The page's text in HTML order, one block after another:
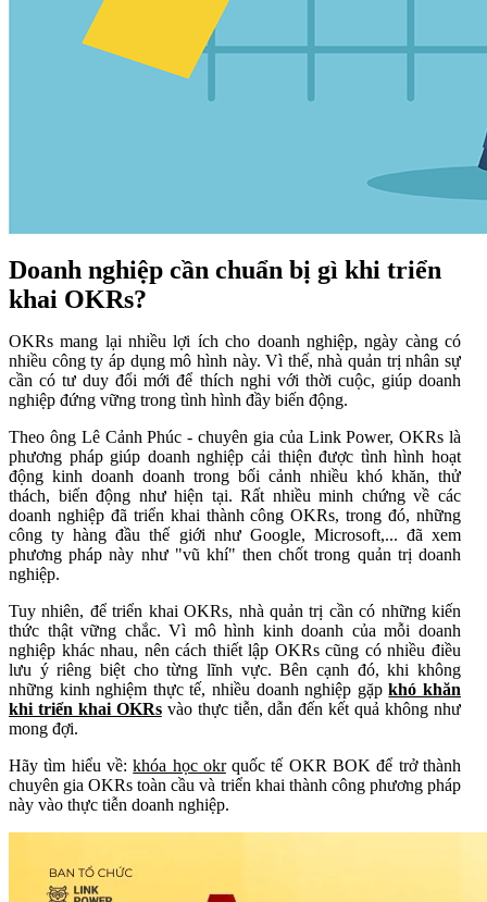
Doanh nghiệp cần chuẩn bị gì khi triển
khai OKRs?
OKRs mang lại nhiều lợi ích cho doanh nghiệp, ngày càng có
nhiều công ty áp dụng mô hình này. Vì thế, nhà quản trị nhân sự
cần có tư duy đổi mới để thích nghi với thời cuộc, giúp doanh
nghiệp đứng vững trong tình hình đầy biến động.
Theo ông Lê Cảnh Phúc - chuyên gia của Link Power, OKRs là
phương pháp giúp doanh nghiệp cải thiện được tình hình hoạt
động kinh doanh doanh trong bối cảnh nhiều khó khăn, thử
thách, biến động như hiện tại. Rất nhiều minh chứng về các
doanh nghiệp đã triển khai thành công OKRs, trong đó, những
công ty hàng đầu thế giới như Google, Microsoft,... đã xem
phương pháp này như "vũ khí" then chốt trong quản trị doanh
nghiệp.
Tuy nhiên, để triển khai OKRs, nhà quản trị cần có những kiến
thức thật vững chắc. Vì mô hình kinh doanh của mỗi doanh
nghiệp khác nhau, nên cách thiết lập OKRs cũng có nhiều điều
lưu ý riêng biệt cho từng lĩnh vực. Bên cạnh đó, khi không
những kinh nghiệm thực tế, nhiều doanh nghiệp gặpkhó khăn
khi triển khai OKRsvào thực tiễn, dẫn đến kết quả không như
mong đợi.
Hãy tìm hiểu về:khóa học okrquốc tế OKR BOK để trở thành
chuyên gia OKRs toàn cầu và triển khai thành công phương pháp
này vào thực tiễn doanh nghiệp.